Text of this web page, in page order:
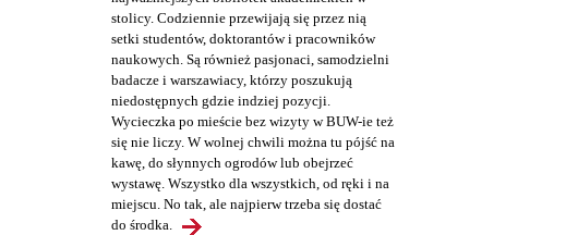
stolicy. Codziennie przewijają się przez nią
setki studentów, doktorantów i pracowników
naukowych. Są również pasjonaci, samodzielni
badacze i warszawiacy, którzy poszukują
niedostępnych gdzie indziej pozycji.
Wycieczka po mieście bez wizyty w BUW-ie też
się nie liczy. W wolnej chwili można tu pójść na
kawę, do słynnych ogrodów lub obejrzeć
wystawę. Wszystko dla wszystkich, od ręki i na
miejscu. No tak, ale najpierw trzeba się dostać
do środka.